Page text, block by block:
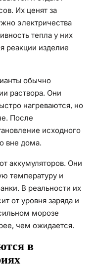
Их ценят за
электричества
тепла у них
реакции изделие
обычно
раствора. Они
нагреваются, но
После
исходного
вне дома.
аккумуляторов. Они
температуру и
В реальности их
от уровня заряда и
морозе
чем ожидается.
в